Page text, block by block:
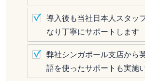
導入後も当社日本人スタッ
なり丁寧にサポートします
弊社シンガポール支店から
語を使ったサポートも実施